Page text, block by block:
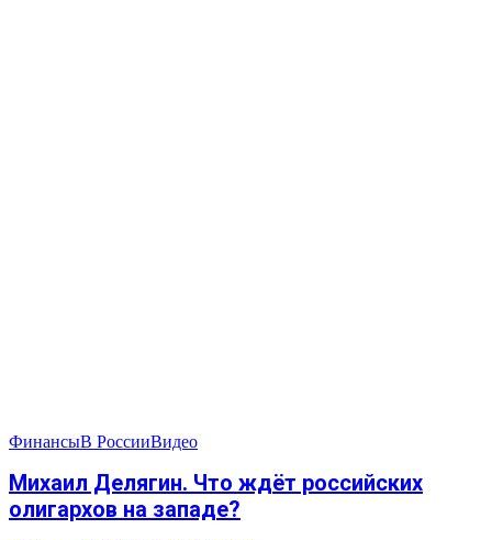
ФинансыВ РоссииВидео
Михаил Делягин. Что ждёт российских
олигархов на западе?